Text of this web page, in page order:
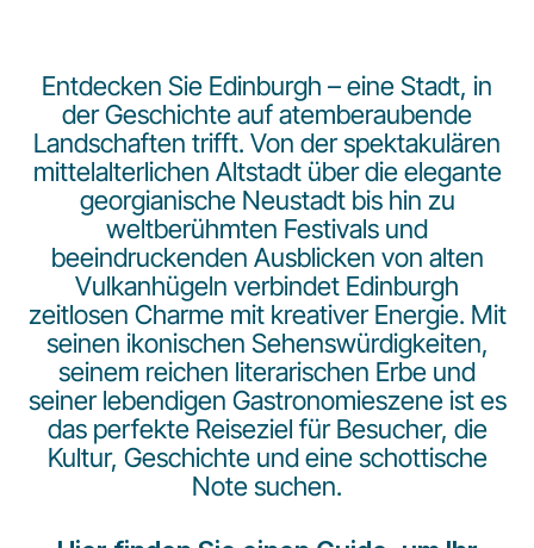
LuxairGroup
Karriere bei LuxairGroup
Entdecken Sie Edinburgh – eine Stadt, in
der Geschichte auf atemberaubende
Landschaften trifft. Von der spektakulären
mittelalterlichen Altstadt über die elegante
georgianische Neustadt bis hin zu
weltberühmten Festivals und
beeindruckenden Ausblicken von alten
Vulkanhügeln verbindet Edinburgh
zeitlosen Charme mit kreativer Energie. Mit
seinen ikonischen Sehenswürdigkeiten,
seinem reichen literarischen Erbe und
seiner lebendigen Gastronomieszene ist es
das perfekte Reiseziel für Besucher, die
Kultur, Geschichte und eine schottische
Note suchen.